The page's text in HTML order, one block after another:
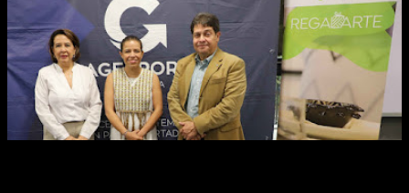
trayectoria basada en la confianza, el progreso
continuo y la pasión por ofrecer soluciones de
transporte de alto nivel a empresarios, emprendedores
y familias de todo el país. "La apertura de Foton Store
representa mucho más que la inauguración de una
nueva ubicación; simboliza el inicio de una nueva etapa
de crecimiento, cercanía y servicio. Nuestro objetivo es